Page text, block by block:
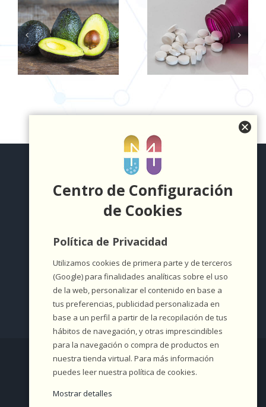
¿Hay
diferencia
entre
medicamentos
en sobres o
Cuida tu piel
durante el
verano
Copyright 2021 | Farmacia Medrano Carrión |Política de
Privacidad |Cookies|Aviso Legal |Formulario de
Centro de Configuración
de Cookies
Política de Privacidad
Utilizamos cookies de primera parte y de terceros
(Google) para finalidades analíticas sobre el uso
de la web, personalizar el contenido en base a
tus preferencias, publicidad personalizada en
base a un perfil a partir de la recopilación de tus
hábitos de navegación, y otras imprescindibles
para la navegación o compra de productos en
nuestra tienda virtual. Para más información
puedes leer nuestra política de cookies.
Mostrar detalles